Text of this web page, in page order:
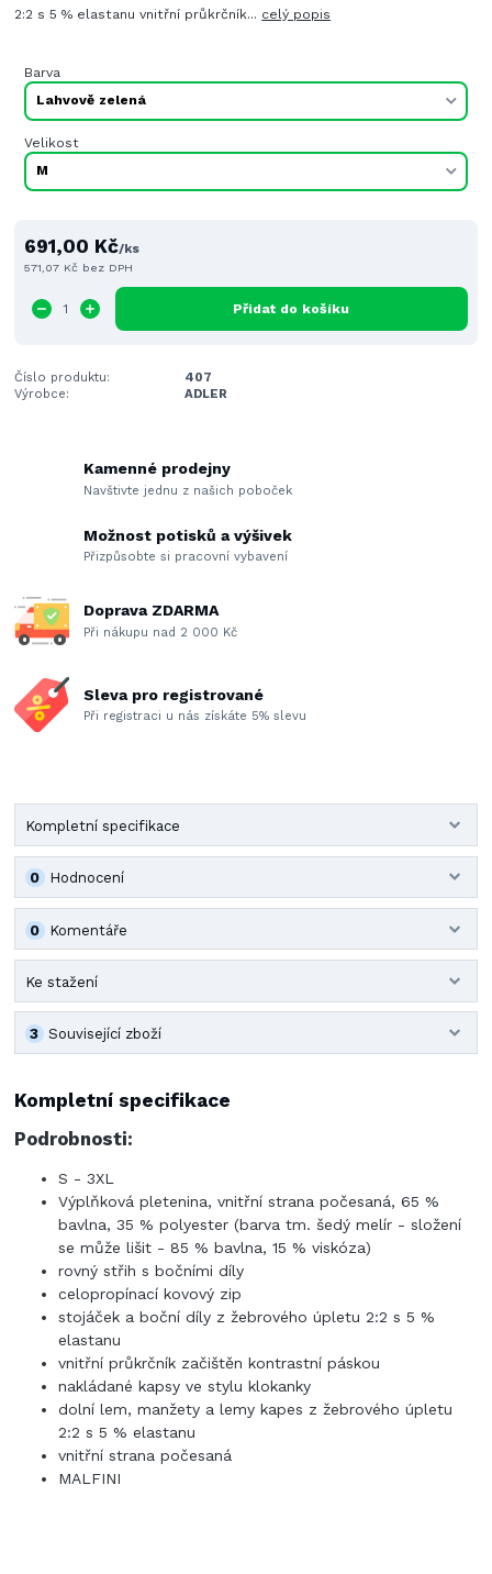
2:2 s 5 % elastanu vnitřní průkrčník... celý popis
Barva
Velikost
691,00 Kč/ks
571,07 Kč bez DPH
Přidat do košíku
Číslo produktu:
407
Výrobce:
ADLER
Kamenné prodejny
Navštivte jednu z našich poboček
Možnost potisků a výšivek
Přizpůsobte si pracovní vybavení
Doprava ZDARMA
Při nákupu nad 2 000 Kč
Sleva pro registrované
Při registraci u nás získáte 5% slevu
Kompletní specifikace
Hodnocení
0
Komentáře
0
Ke stažení
Související zboží
3
Kompletní specifikace
Podrobnosti:
S - 3XL
Výplňková pletenina, vnitřní strana počesaná, 65 %
bavlna, 35 % polyester (barva tm. šedý melír - složení
se může lišit - 85 % bavlna, 15 % viskóza)
rovný střih s bočními díly
celopropínací kovový zip
stojáček a boční díly z žebrového úpletu 2:2 s 5 %
elastanu
vnitřní průkrčník začištěn kontrastní páskou
nakládané kapsy ve stylu klokanky
dolní lem, manžety a lemy kapes z žebrového úpletu
2:2 s 5 % elastanu
vnitřní strana počesaná
MALFINI